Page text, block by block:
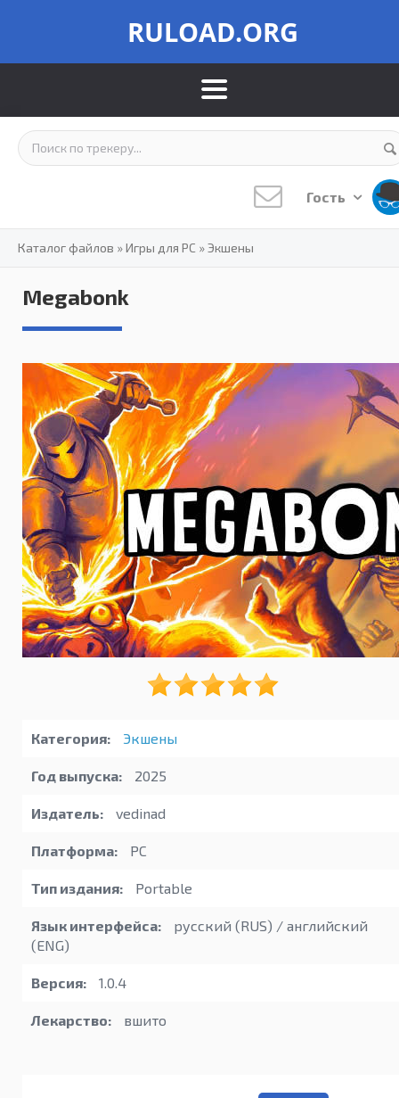
RULOAD.ORG
Гость
Каталог файлов »Игры для PC »Экшены
Megabonk
Категория: Экшены
Год выпуска: 2025
Издатель: vedinad
Платформа: PC
Тип издания: Portable
Язык интерфейса:
русский (RUS) / английский
(ENG)
Версия: 1.0.4
Лекарство: вшито